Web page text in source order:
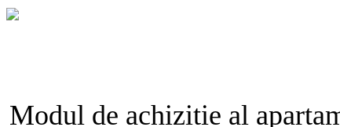
Modul de achizitie al